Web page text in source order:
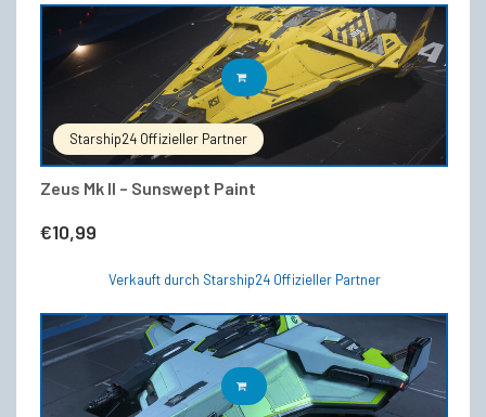
Starship24 Offizieller Partner
Zeus Mk II – Sunswept Paint
€10,99
IN DEN WARENKORB
Verkauft durch Starship24 Offizieller Partner
IN DEN WARENKORB